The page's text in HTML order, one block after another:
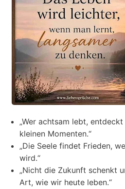
„Wer achtsam lebt,
kleinen Momenten.“
„Die Seele findet Frieden,
wird.“
„Nicht die Zukunft schenkt
Art, wie wir heute leben.“